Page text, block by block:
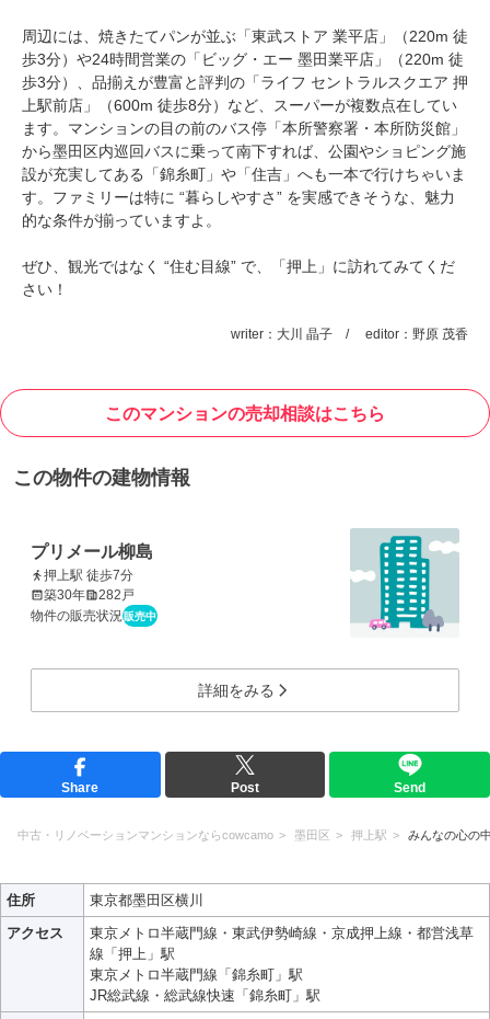
周辺には、焼きたてパンが並ぶ「東武ストア 業平店」（220m 徒
歩3分）や24時間営業の「ビッグ・エー 墨田業平店」（220m 徒
歩3分）、品揃えが豊富と評判の「ライフ セントラルスクエア 押
上駅前店」（600m 徒歩8分）など、スーパーが複数点在してい
ます。マンションの目の前のバス停「本所警察署・本所防災館」
から墨田区内巡回バスに乗って南下すれば、公園やショピング施
設が充実してある「錦糸町」や「住吉」へも一本で行けちゃいま
す。ファミリーは特に “暮らしやすさ” を実感できそうな、魅力
的な条件が揃っていますよ。
ぜひ、観光ではなく “住む目線” で、「押上」に訪れてみてくだ
さい！
writer：大川 晶子 / editor：野原 茂香
このマンションの売却相談はこちら
この物件の建物情報
プリメール柳島
押上駅 徒歩7分
築30年
282戸
物件の販売状況販売中
詳細をみる
Share Post Send
中古・リノベーションマンションならcowcamo 墨田区 押上駅 みんなの心の
住所
東京都墨田区横川
アクセス
東京メトロ半蔵門線・東武伊勢崎線・京成押上線・都営浅草
線「押上」駅
東京メトロ半蔵門線「錦糸町」駅
JR総武線・総武線快速「錦糸町」駅